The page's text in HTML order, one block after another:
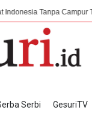
Campur Tangan Asing
Serbi GesuriTV